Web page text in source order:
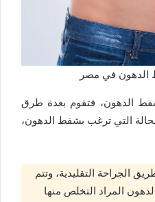
الدهون في مصر
الدهون، فتقوم بعدة طرق
التي ترغب بشفط الدهون،
الجراحة التقليدية، وتتم
المراد التخلص منها